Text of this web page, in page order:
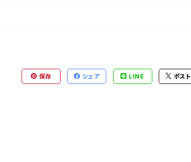
保存 シェア LINE ポスト